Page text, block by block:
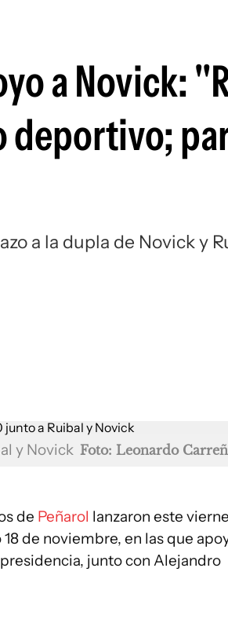
a Novick:
deportivo;
a la dupla de Novick y
y Novick Foto: Leonardo
de Peñarol lanzaron este
de noviembre, en las que
junto con Alejandro